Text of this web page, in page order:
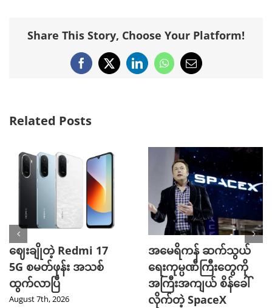
Share This Story, Choose Your Platform!
Facebook
X LinkedInWhatsApp
Email
Related Posts
ဈေးချိုတဲ့ Redmi 17
5G စမတ်ဖုန်း အသစ်
ထွက်လာပြီ
August 7th, 2026
အမေရိကန် ဆက်သွယ်
ရေးကုမ္ပဏီကြီးတွေကို
အကြီးအကျယ် စိန်ခေါ်
လိုက်တဲ့ SpaceX